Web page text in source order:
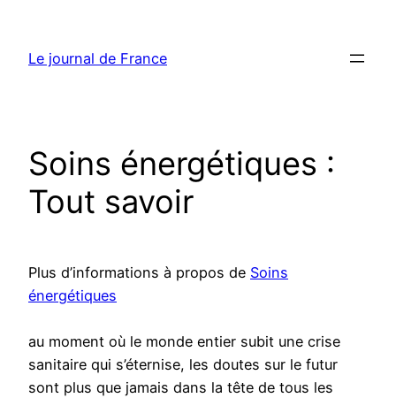
contenu
Le journal de France
Soins énergétiques :
Tout savoir
Plus d’informations à propos de Soins
énergétiques
au moment où le monde entier subit une crise
sanitaire qui s’éternise, les doutes sur le futur
sont plus que jamais dans la tête de tous les